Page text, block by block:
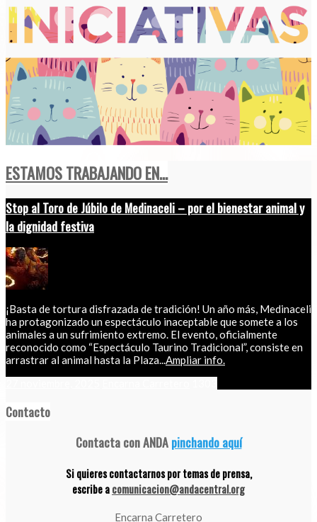
ESTAMOS TRABAJANDO EN...
Stop al Toro de Júbilo de Medinaceli – por el bienestar animal y
la dignidad festiva
¡Basta de tortura disfrazada de tradición! Un año más, Medinaceli
ha protagonizado un espectáculo inaceptable que somete a los
animales a un sufrimiento extremo. El evento, oficialmente
reconocido como “Espectáculo Taurino Tradicional”, consiste en
arrastrar al animal hasta la Plaza...Ampliar info.
Contacto
Contacta con ANDApinchando aquí
Si quieres contactarnos por temas de prensa,
escribe acomunicacion@andacentral.org
Encarna Carretero